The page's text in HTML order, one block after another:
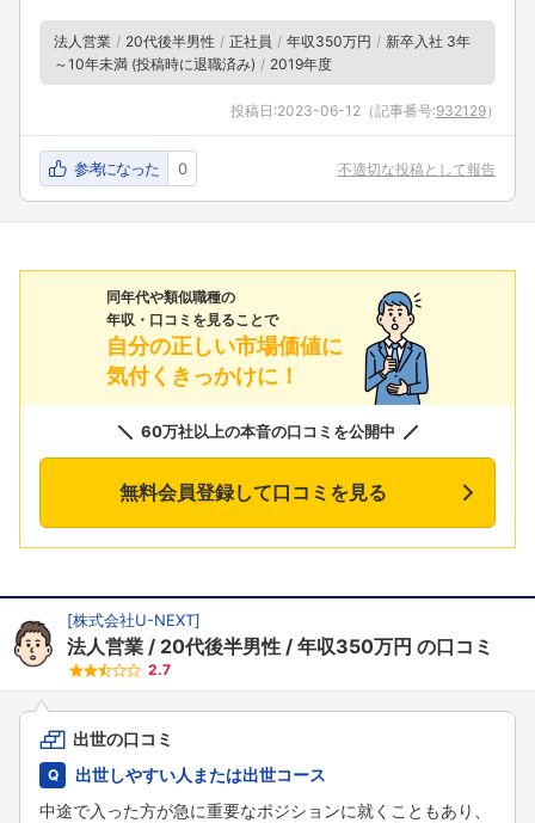
法人営業 20代後半男性 正社員 年収350万円
新卒入社 3年
～10年未満 (投稿時に退職済み)
2019年度
投稿日:2023-06-12 （記事番号:932129）
参考になった 0 不適切な投稿として報告
同年代や類似職種の
年収・口コミを見ることで
自分の正しい市場価値に
気付くきっかけに！
60万社以上の本音の口コミを公開中
無料会員登録して口コミを見る
[株式会社U-NEXT]
法人営業 20代後半男性 年収350万円 の口コミ
2.7
出世の口コミ
出世しやすい人または出世コース
中途で入った方が急に重要なポジションに就くこともあり、